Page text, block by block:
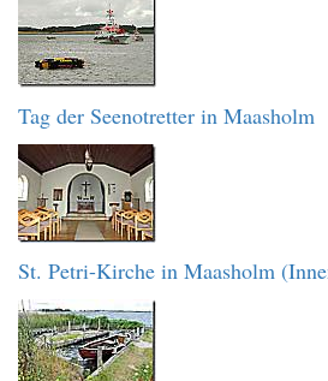
Tag der Seenotretter in Maasholm
St. Petri-Kirche in Maasholm